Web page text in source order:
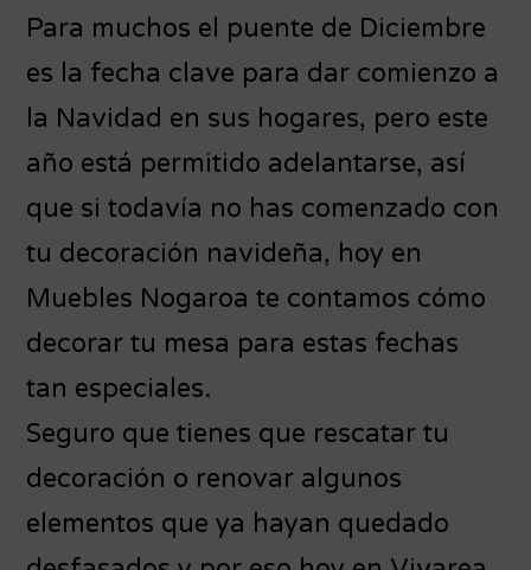
Para muchos el puente de Diciembre
es la fecha clave para dar comienzo a
la Navidad en sus hogares, pero este
año está permitido adelantarse, así
que si todavía no has comenzado con
tu decoración navideña, hoy en
Muebles Nogaroa te contamos cómo
decorar tu mesa para estas fechas
tan especiales.
Seguro que tienes que rescatar tu
decoración o renovar algunos
elementos que ya hayan quedado